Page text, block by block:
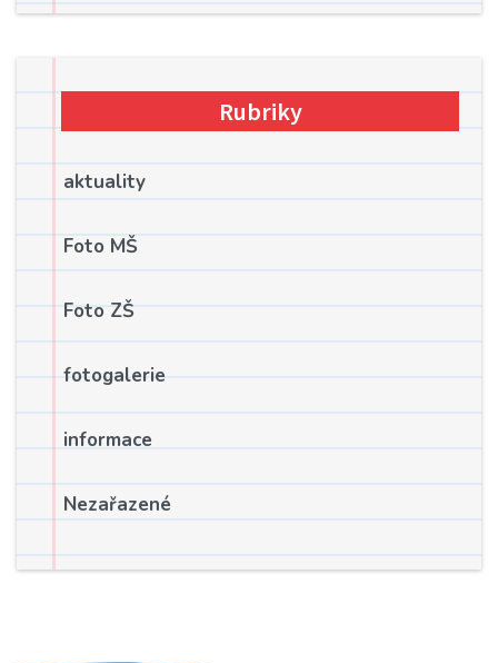
Rubriky
aktuality
Foto MŠ
Foto ZŠ
fotogalerie
informace
Nezařazené